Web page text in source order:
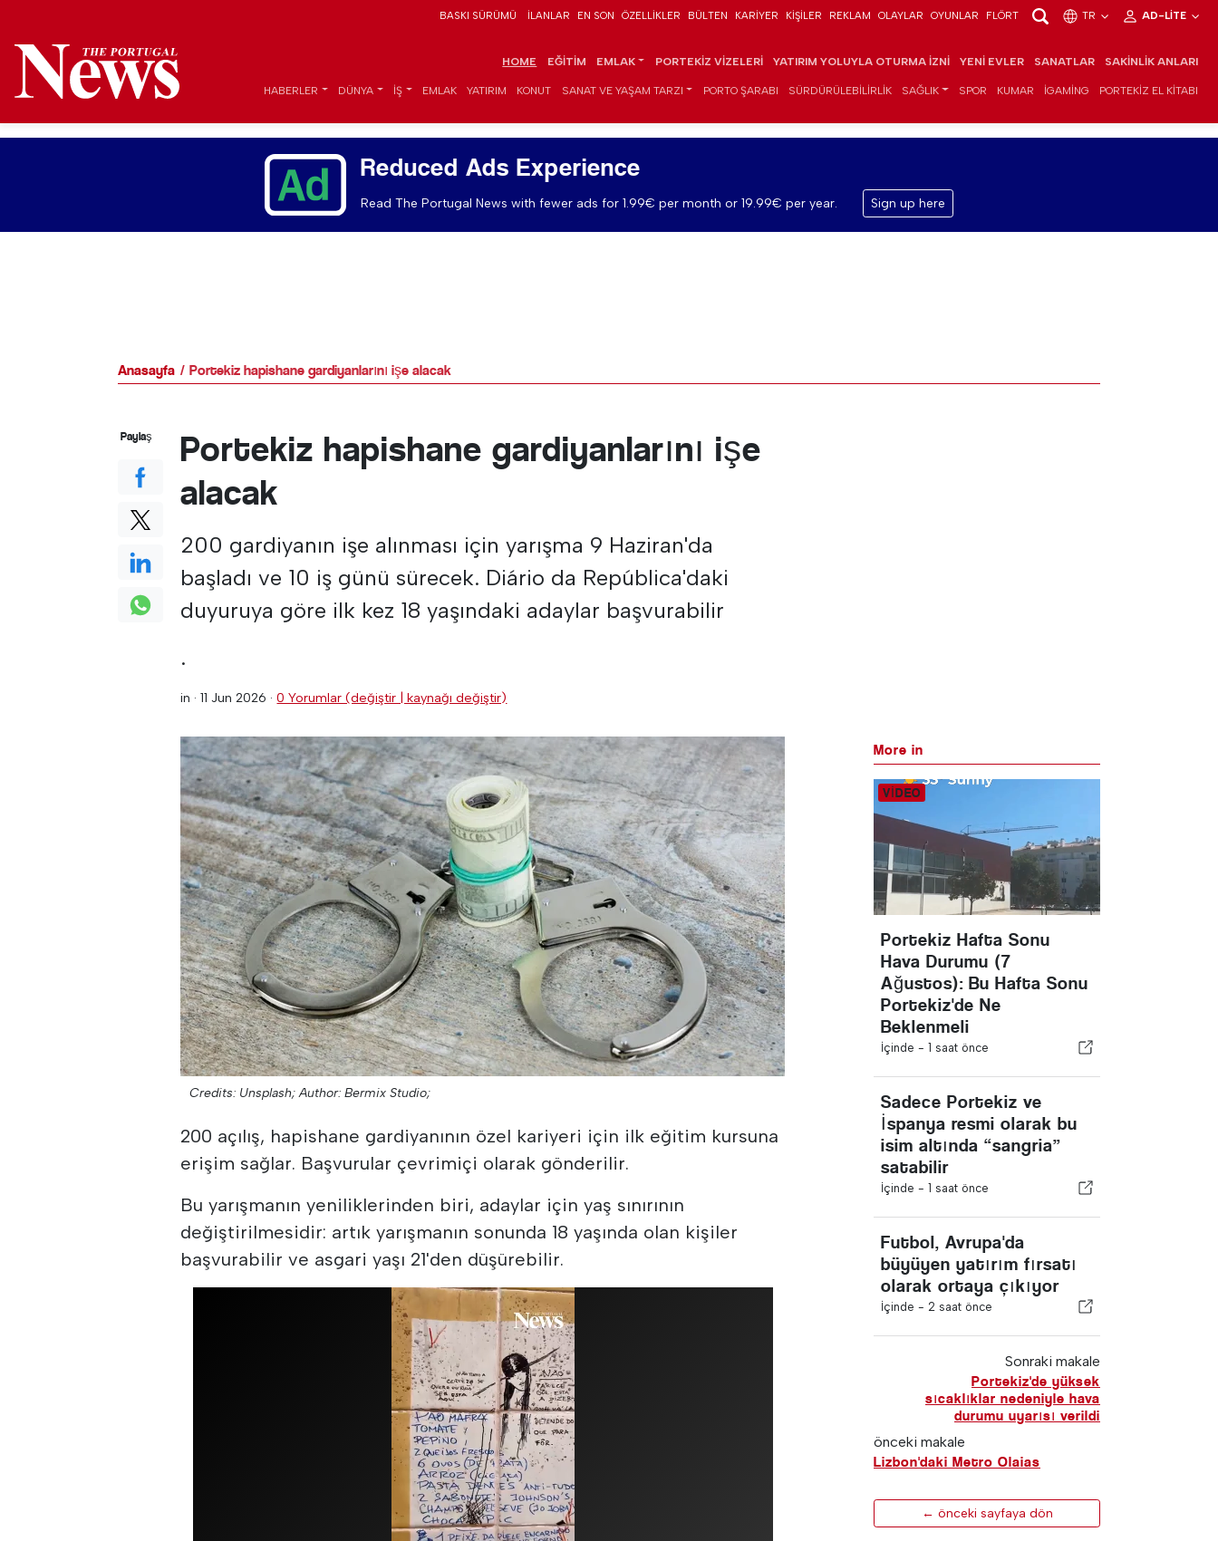
BASKI SÜRÜMÜ İLANLAR EN SON ÖZELLIKLER BÜLTEN KARIYER KIŞILER REKLAM OLAYLAR OYUNLAR FLÖRT TR AD-LITE
HOME EĞITIM EMLAK PORTEKIZ VIZELERI YATIRIM YOLUYLA OTURMA İZNI YENI EVLER SANATLAR SAKINLIK ANLARI
HABERLER DÜNYA İŞ EMLAK YATIRIM KONUT SANAT VE YAŞAM TARZI PORTO ŞARABI SÜRDÜRÜLEBILIRLIK SAĞLIK SPOR KUMAR IGAMING PORTEKIZ EL KITABI
Reduced Ads Experience
Read The Portugal News with fewer ads for 1.99€ per month or 19.99€ per year. Sign up here
Anasayfa Portekiz hapishane gardiyanlarını işe alacak
Portekiz hapishane gardiyanlarını işe
alacak
200 gardiyanın işe alınması için yarışma 9 Haziran'da
başladı ve 10 iş günü sürecek. Diário da República'daki
duyuruya göre ilk kez 18 yaşındaki adaylar başvurabilir
.
in ·11 Jun 2026 ·0 Yorumlar (değiştir | kaynağı değiştir)
Credits: Unsplash; Author: Bermix Studio;
200 açılış, hapishane gardiyanının özel kariyeri için ilk eğitim kursuna
erişim sağlar. Başvurular çevrimiçi olarak gönderilir.
Bu yarışmanın yeniliklerinden biri, adaylar için yaş sınırının
değiştirilmesidir: artık yarışmanın sonunda 18 yaşında olan kişiler
başvurabilir ve asgari yaşı 21'den düşürebilir.
Paylaş
More in
Portekiz Hafta Sonu
Hava Durumu (7
Ağustos): Bu Hafta Sonu
Portekiz'de Ne
Beklenmeli
İçinde - 1 saat önce
Sadece Portekiz ve
İspanya resmi olarak bu
isim altında “sangria”
satabilir
İçinde - 1 saat önce
Futbol, Avrupa'da
büyüyen yatırım fırsatı
olarak ortaya çıkıyor
İçinde - 2 saat önce
Sonraki makale
Portekiz'de yüksek
sıcaklıklar nedeniyle hava
durumu uyarısı verildi
önceki makale
Lizbon'daki Metro Olaias
← önceki sayfaya dön